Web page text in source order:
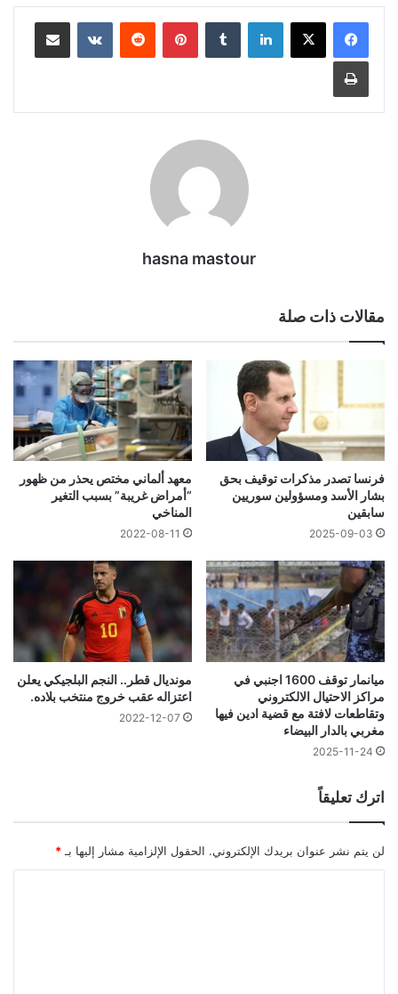
لينكدإن بينتيريست مشاركة عبر البريد
طباعة
hasna mastour
مقالات ذات صلة
فرنسا تصدر مذكرات توقيف بحق
بشار الأسد ومسؤولين سوريين
سابقين
2025-09-03
معهد ألماني مختص يحذر من ظهور
“أمراض غريبة” بسبب التغير
المناخي
2022-08-11
ميانمار توقف 1600 اجنبي في
مراكز الاحتيال الالكتروني
وتقاطعات لافتة مع قضية ادين فيها
مغربي بالدار البيضاء
2025-11-24
مونديال قطر.. النجم البلجيكي يعلن
اعتزاله عقب خروج منتخب بلاده.
2022-12-07
اترك تعليقاً
لن يتم نشر عنوان بريدك الإلكتروني. الحقول الإلزامية مشار إليها بـ *